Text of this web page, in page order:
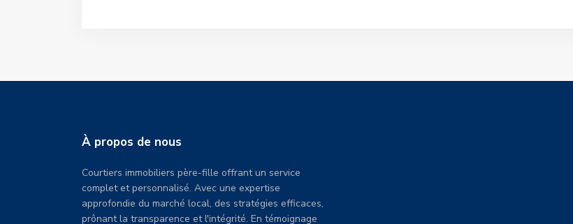
À propos de nous
Courtiers immobiliers père-fille offrant un service
complet et personnalisé. Avec une expertise
approfondie du marché local, des stratégies efficaces,
prônant la transparence et l'intégrité. En témoignage